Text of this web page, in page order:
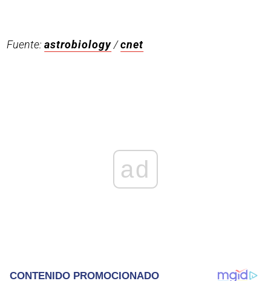
Fuente:astrobiology/cnet
ad